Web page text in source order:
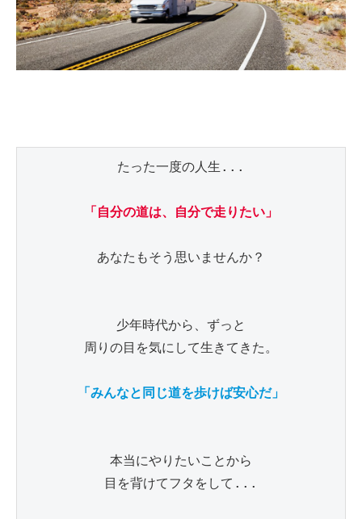
たった一度の人生...
「自分の道は、自分で走りたい」
あなたもそう思いませんか？
少年時代から、ずっと
周りの目を気にして生きてきた。
「みんなと同じ道を歩けば安心だ」
本当にやりたいことから
目を背けてフタをして...